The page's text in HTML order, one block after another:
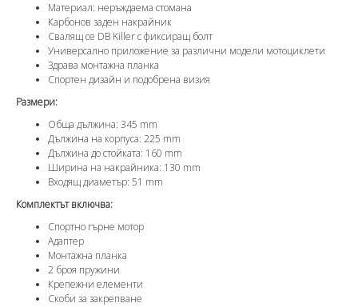
Материал: неръждаема стомана
Карбонов заден накрайник
Свалящ се DB Killer с фиксиращ болт
Универсално приложение за различни модели мотоциклети
Здрава монтажна планка
Спортен дизайн и подобрена визия
Размери:
Обща дължина: 345 mm
Дължина на корпуса: 225 mm
Дължина до стойката: 160 mm
Ширина на накрайника: 130 mm
Входящ диаметър: 51 mm
Комплектът включва:
Спортно гърне мотор
Адаптер
Монтажна планка
2 броя пружини
Крепежни елементи
Скоби за закрепване